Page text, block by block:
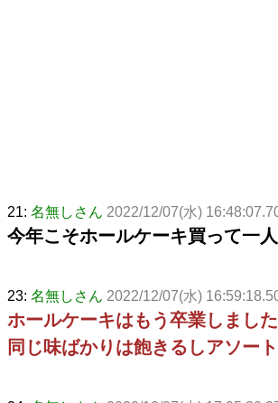
21: 名無しさん 2022/12/07(水)
今年こそホールケーキ買って一
23: 名無しさん 2022/12/07(水)
ホールケーキはもう卒業しました
同じ味ばかりは飽きるしアソー